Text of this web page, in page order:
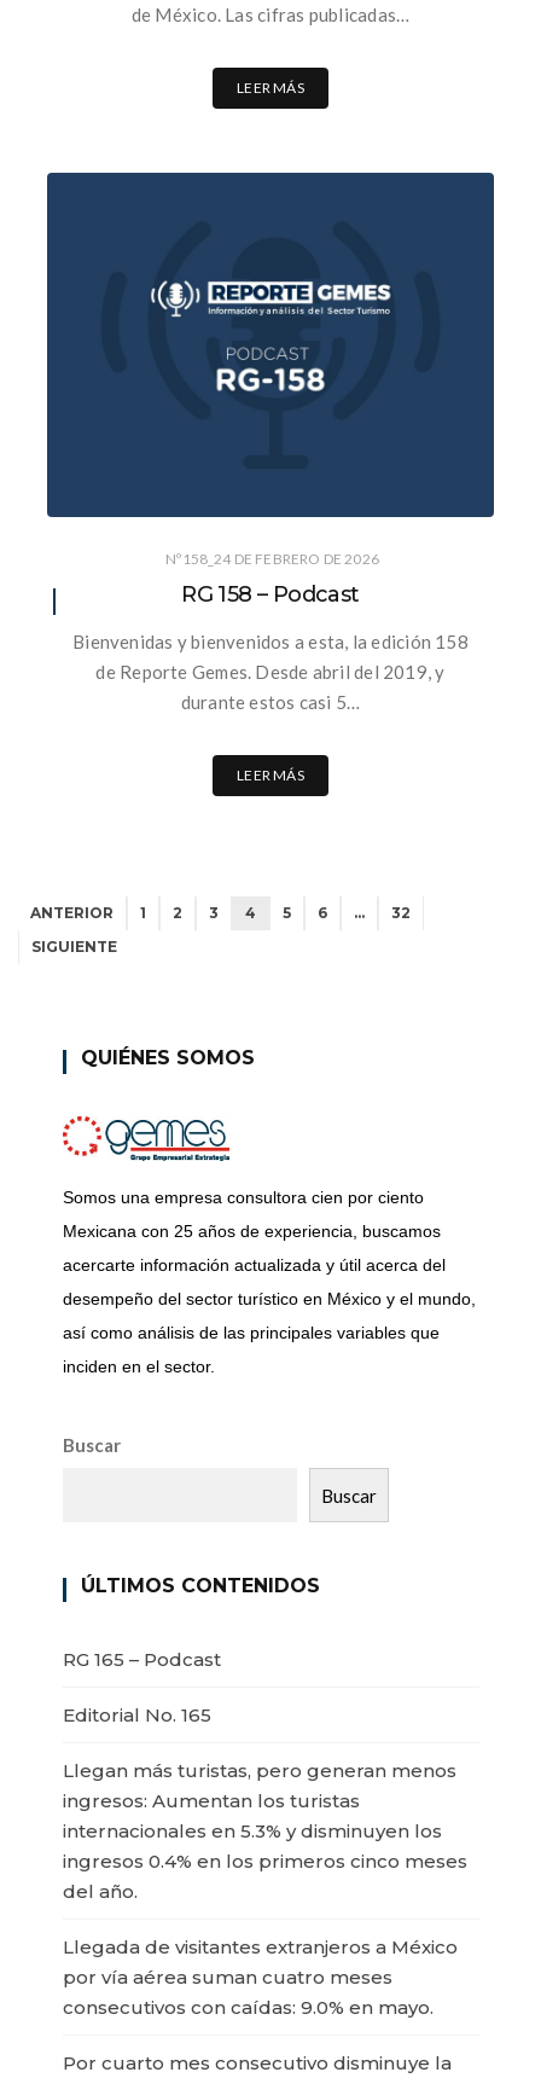
de México. Las cifras publicadas…
LEER MÁS
Nº158_24 DE FEBRERO DE 2026
RG 158 – Podcast
Bienvenidas y bienvenidos a esta, la edición 158
de Reporte Gemes. Desde abril del 2019, y
durante estos casi 5…
LEER MÁS
ANTERIOR 1 2 3 4 5 6 …
32
SIGUIENTE
QUIÉNES SOMOS
Somos una empresa consultora cien por ciento
Mexicana con 25 años de experiencia, buscamos
acercarte información actualizada y útil acerca del
desempeño del sector turístico en México y el mundo,
así como análisis de las principales variables que
inciden en el sector.
Buscar
Buscar
ÚLTIMOS CONTENIDOS
RG 165 – Podcast
Editorial No. 165
Llegan más turistas, pero generan menos
ingresos: Aumentan los turistas
internacionales en 5.3% y disminuyen los
ingresos 0.4% en los primeros cinco meses
del año.
Llegada de visitantes extranjeros a México
por vía aérea suman cuatro meses
consecutivos con caídas: 9.0% en mayo.
Por cuarto mes consecutivo disminuye la